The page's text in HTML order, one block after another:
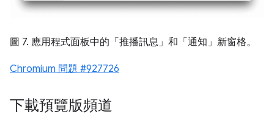
圖 7. 應用程式面板中的「推播訊息」和「通知」新窗格。
Chromium 問題 #927726
下載預覽版頻道